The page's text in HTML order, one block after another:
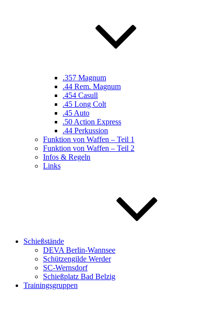
.357 Magnum
.44 Rem. Magnum
.454 Casull
.45 Long Colt
.45 Auto
.50 Action Express
.44 Perkussion
Funktion von Waffen – Teil 1
Funktion von Waffen – Teil 2
Infos & Regeln
Links
Schießstände
DEVA Berlin-Wannsee
Schützengilde Werder
SC-Wernsdorf
Schießplatz Bad Belzig
Trainingsgruppen